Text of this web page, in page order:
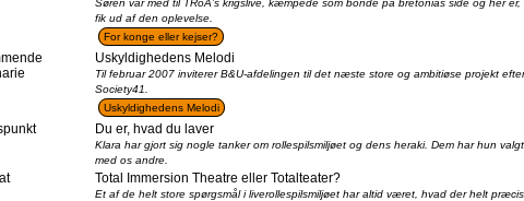
Søren var med til TRoA’s krigslive, kæmpede som bonde på bretonias side og her er,
fik ud af den oplevelse.
For konge eller kejser?
Uskyldighedens Melodi
Til februar 2007 inviterer B&U-afdelingen til det næste store og ambitiøse projekt efter
Society41.
Uskyldighedens Melodi
Du er, hvad du laver
Klara har gjort sig nogle tanker om rollespilsmiljøet og dens heraki. Dem har hun
med os andre.
Total Immersion Theatre eller Totalteater?
Et af de helt store spørgsmål i liverollespilsmiljøet har altid været, hvad der helt